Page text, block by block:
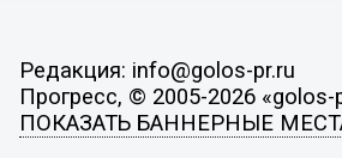
Редакция: info@golos-pr.ru
Прогресс, © 2005-2026 «golos-
ПОКАЗАТЬ БАННЕРНЫЕ